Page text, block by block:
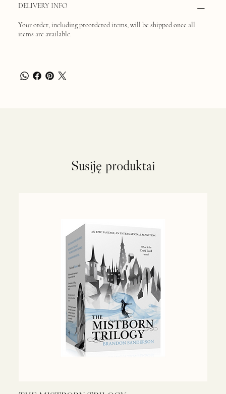
DELIVERY INFO
Your order, including preordered items, will be shipped once all
items are available.
Susiję produktai